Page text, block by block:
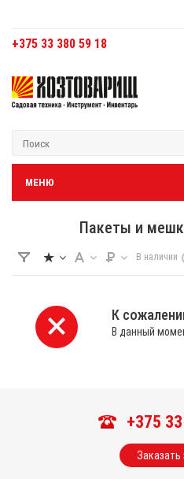
+375 33 380 59 18
МЕНЮ
Пакеты и
В наличии
К
В данный
+375
Заказать